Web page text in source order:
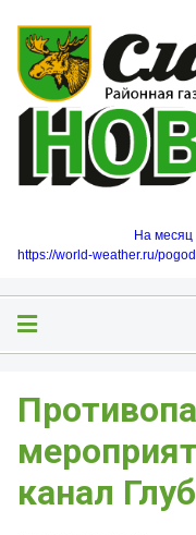
На месяц
https://world-weather.ru/
канал